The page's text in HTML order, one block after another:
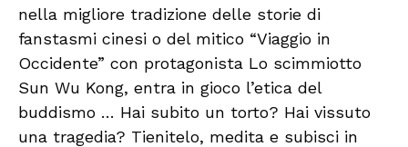
nella migliore tradizione delle storie di
fanstasmi cinesi o del mitico “Viaggio in
Occidente” con protagonista Lo scimmiotto
Sun Wu Kong, entra in gioco l’etica del
buddismo … Hai subito un torto? Hai vissuto
una tragedia? Tienitelo, medita e subisci in